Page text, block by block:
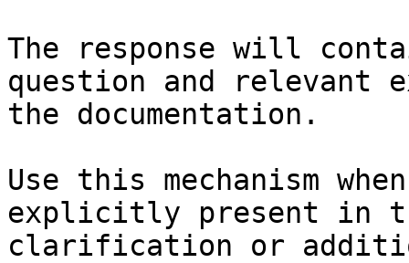
The response will
question and relevant
the documentation.
Use this mechanism
explicitly present in
clarification or